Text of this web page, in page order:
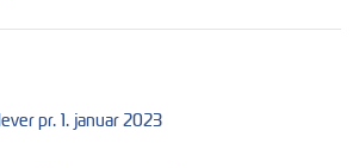
pr. 1. januar 2023